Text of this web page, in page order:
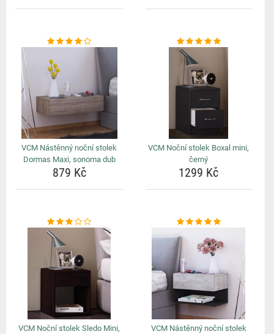
VCM Nástěnný noční stolek
Dormas Maxi, sonoma dub
879 Kč
VCM Noční stolek Boxal mini,
černý
1299 Kč
VCM Noční stolek Sledo Mini,
VCM Nástěnný noční stolek